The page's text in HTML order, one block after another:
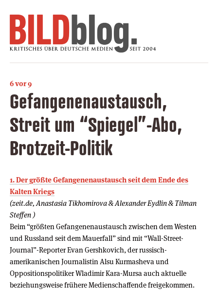
6 vor 9
Gefangenenaustausch,
Streit um “Spiegel”-Abo,
Brotzeit-Politik
1. Der größte Gefangenenaustausch seit dem Ende des
Kalten Kriegs
(zeit.de, Anastasia Tikhomirova & Alexander Eydlin & Tilman
Steffen )
Beim “größten Gefangenenaustausch zwischen dem Westen
und Russland seit dem Mauerfall” sind mit “Wall-Street-
Journal”-Reporter Evan Gershkovich, der russisch-
amerikanischen Journalistin Alsu Kurmasheva und
Oppositionspolitiker Wladimir Kara-Mursa auch aktuelle
beziehungsweise frühere Medienschaffende freigekommen.